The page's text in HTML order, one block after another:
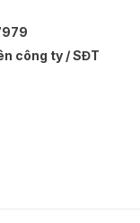
công ty / SĐT